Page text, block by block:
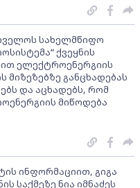
სახელმწიფო
ქვეყნის
ელექტროენერგიის
მიზეზებზე განცხადებას
და აცხადებს, რომ
მიწოდება
ინფორმაციით, გიგა
საქმეზე ნია იმნაძეს